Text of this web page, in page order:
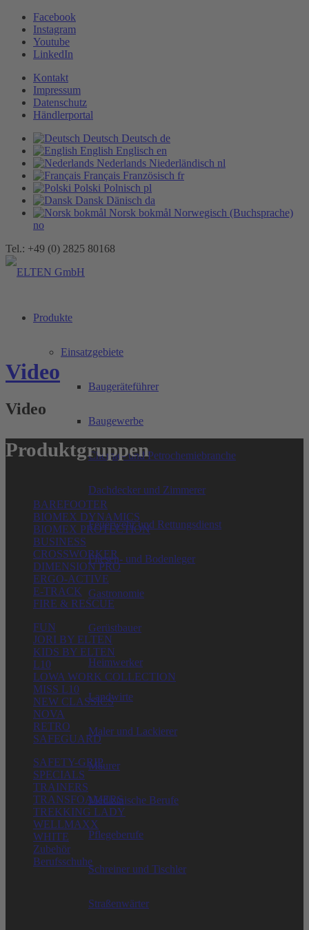
Facebook
Instagram
Youtube
LinkedIn
Kontakt
Impressum
Datenschutz
Händlerportal
Deutsch Deutsch de
English Englisch en
Nederlands Niederländisch nl
Français Französisch fr
Polski Polnisch pl
Dansk Dänisch da
Norsk bokmål Norwegisch (Buchsprache)
no
Tel.: +49 (0) 2825 80168
Produkte
Einsatzgebiete
Baugeräteführer
Baugewerbe
Chemie- und Petrochemiebranche
Dachdecker und Zimmerer
Feuerwehr und Rettungsdienst
Fliesen- und Bodenleger
Gastronomie
Gerüstbauer
Heimwerker
Landwirte
Maler und Lackierer
Maurer
Medizinische Berufe
Pflegeberufe
Schreiner und Tischler
Straßenwärter
Video
Video
Produktgruppen
BAREFOOTER
BIOMEX DYNAMICS
BIOMEX PROTECTION
BUSINESS
CROSSWORKER
DIMENSION PRO
ERGO-ACTIVE
E-TRACK
FIRE & RESCUE
FUN
JORI BY ELTEN
KIDS BY ELTEN
L10
LOWA WORK COLLECTION
MISS L10
NEW CLASSICS
NOVA
RETRO
SAFEGUARD
SAFETY-GRIP
SPECIALS
TRAINERS
TRANSFOAMERS
TREKKING LADY
WELLMAXX
WHITE
Zubehör
Berufsschuhe